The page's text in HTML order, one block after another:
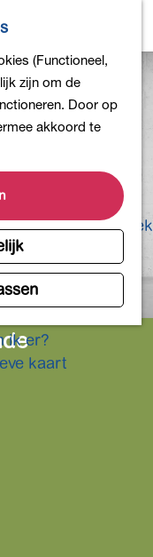
(Functioneel,
zijn om de
Door op
akkoord te
Bloemen
- Inschrijven
in
meer
uit de Bollenstreek
actief
ik er?
kaart